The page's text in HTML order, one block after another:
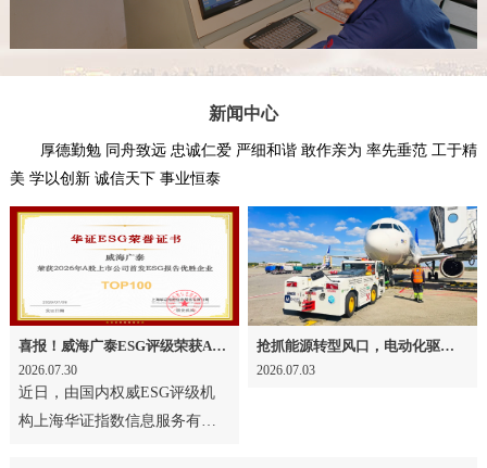
新闻中心
厚德勤勉 同舟致远 忠诚仁爱 严细和谐 敢作亲为 率先垂范 工于精
美 学以创新 诚信天下 事业恒泰
喜报！威海广泰ESG评级荣获AAA级 可持续发展实力获权威认可
2026.07.30
近日，由国内权威ESG评级机
构上海华证指数信息服务有限
抢抓能源转型风口，电动化驱动威海广泰欧洲业务腾飞
2026.07.03